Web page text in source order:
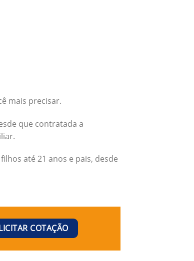
mais precisar.
que contratada a
até 21 anos e pais, desde
COTAÇÃO